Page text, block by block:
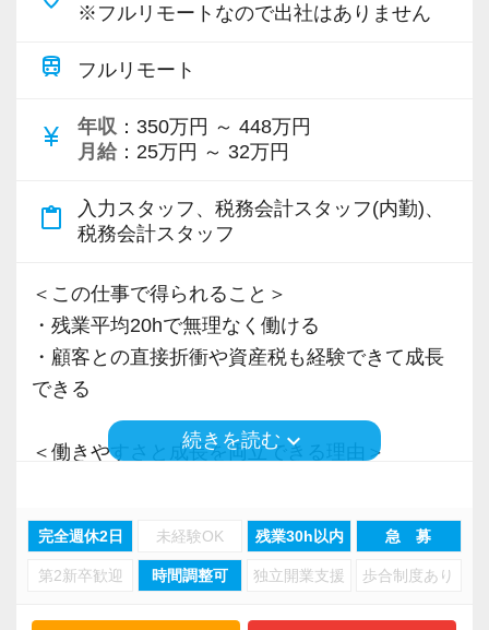
※フルリモートなので出社はありません
train フルリモート
currency_yen 年収 ：350万円 ～ 448万円
月給 ：25万円 ～ 32万円
content_paste
入力スタッフ、税務会計スタッフ(内勤)、
税務会計スタッフ
＜この仕事で得られること＞
・残業平均20hで無理なく働ける
・顧客との直接折衝や資産税も経験できて成長
できる
＜働きやすさと成長を両立できる理由＞
・分業体制で業務負担を軽減
・顧客対応や提案業務に集中可能
・資産税や相続など専門性の高い案件あり
続きを読むkeyboard_arrow_down
完全週休2日 未経験OK 残業30h以内 急 募
第2新卒歓迎 時間調整可 独立開業支援 歩合制度あり